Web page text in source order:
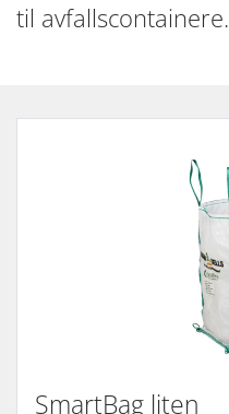
til avfallscontainere.
SmartBag liten